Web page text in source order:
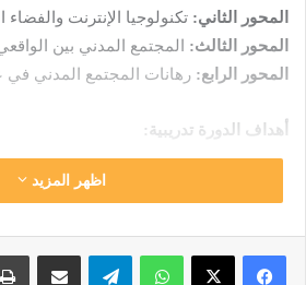
المحور الثاني: تكنولوجيا الإنترنت والفضاء
المحور الثالث: المجتمع المدني بين
المحور الرابع: رهانات المجتمع المدني في
أهداف الدورة تدريبية:
التعرف على مكانة المجتمع المدني في
التعرف على دور تكنولوجيا الإنترنت في
وتنشيط الفضاء العام.
اظهر المزيد
واتساب تيلقرام مشاركة عبر البريد